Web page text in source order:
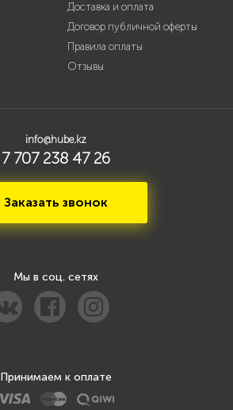
Доставка и оплата
Договор публичной оферты
Правила оплаты
Отзывы
info@hube.kz
7 707 238 47 26
Заказать звонок
Мы в соц. сетях
Принимаем к оплате